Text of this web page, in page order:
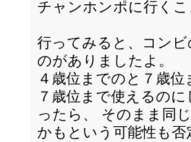
チャンホンポに行くこ
行ってみると、コン
のがありましたよ。
４歳位までのと７歳
７歳位まで使えるの
ったら、 そのまま同
かもという可能性も